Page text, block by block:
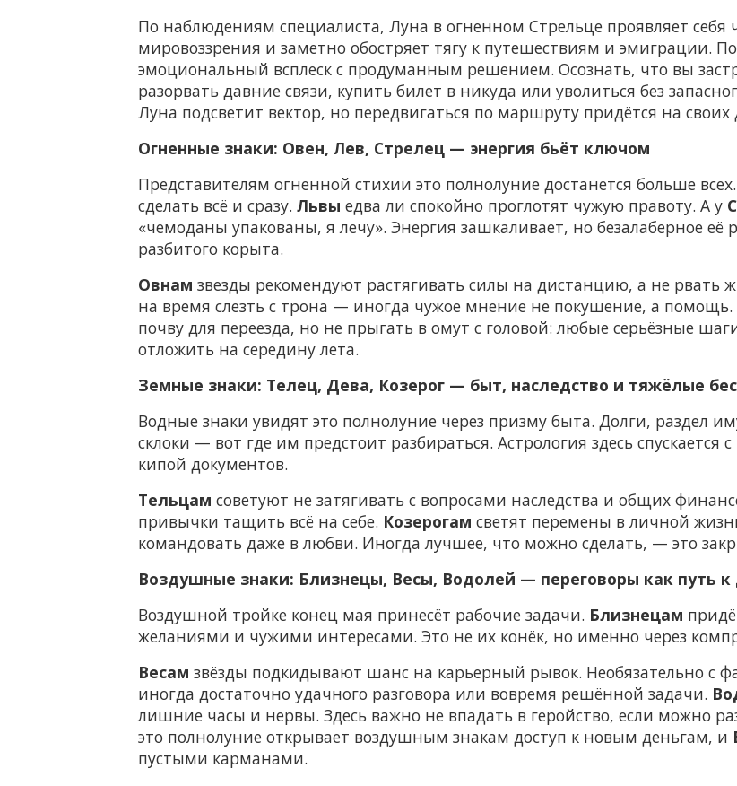
По наблюдениям специалиста, Луна в огненном Стрельце проявляет себя
мировоззрения и заметно обостряет тягу к путешествиям и эмиграции.
эмоциональный всплеск с продуманным решением. Осознать, что вы
разорвать давние связи, купить билет в никуда или уволиться без
Луна подсветит вектор, но передвигаться по маршруту придётся на своих
Огненные знаки: Овен, Лев, Стрелец — энергия бьёт ключом
Представителям огненной стихии это полнолуние достанется больше всех.
сделать всё и сразу. Львы едва ли спокойно проглотят чужую правоту. А у
«чемоданы упакованы, я лечу». Энергия зашкаливает, но безалаберное её
разбитого корыта.
Овнам звезды рекомендуют растягивать силы на дистанцию, а не рвать
на время слезть с трона — иногда чужое мнение не покушение, а помощь.
почву для переезда, но не прыгать в омут с головой: любые серьёзные
отложить на середину лета.
Земные знаки: Телец, Дева, Козерог — быт, наследство и тяжёлые
Водные знаки увидят это полнолуние через призму быта. Долги, раздел
склоки — вот где им предстоит разбираться. Астрология здесь
кипой документов.
Тельцам советуют не затягивать с вопросами наследства и общих
привычки тащить всё на себе. Козерогам светят перемены в личной
командовать даже в любви. Иногда лучшее, что можно сделать, — это
Воздушные знаки: Близнецы, Весы, Водолей — переговоры как путь к
Воздушной тройке конец мая принесёт рабочие задачи. Близнецам
желаниями и чужими интересами. Это не их конёк, но именно через
Весам звёзды подкидывают шанс на карьерный рывок. Необязательно с
иногда достаточно удачного разговора или вовремя решённой задачи.
лишние часы и нервы. Здесь важно не впадать в геройство, если можно
это полнолуние открывает воздушным знакам доступ к новым деньгам, и
пустыми карманами.